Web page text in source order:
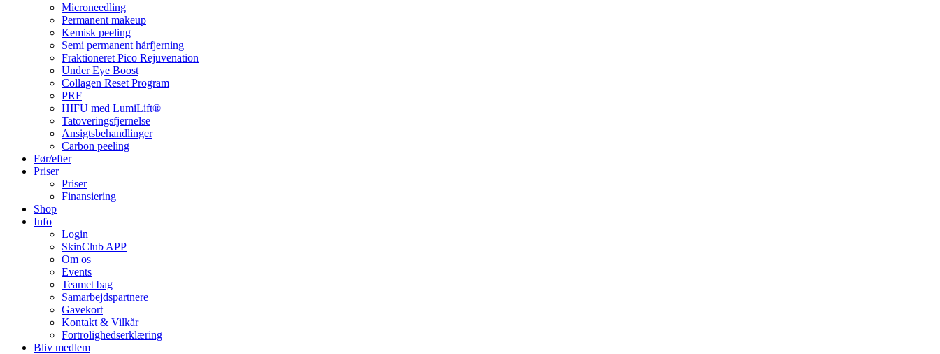
Microneedling
Permanent makeup
Kemisk peeling
Semi permanent hårfjerning
Fraktioneret Pico Rejuvenation
Under Eye Boost
Collagen Reset Program
PRF
HIFU med LumiLift®
Tatoveringsfjernelse
Ansigtsbehandlinger
Carbon peeling
Før/efter
Priser
Priser
Finansiering
Shop
Info
Login
SkinClub APP
Om os
Events
Teamet bag
Samarbejdspartnere
Gavekort
Kontakt & Vilkår
Fortrolighedserklæring
Bliv medlem